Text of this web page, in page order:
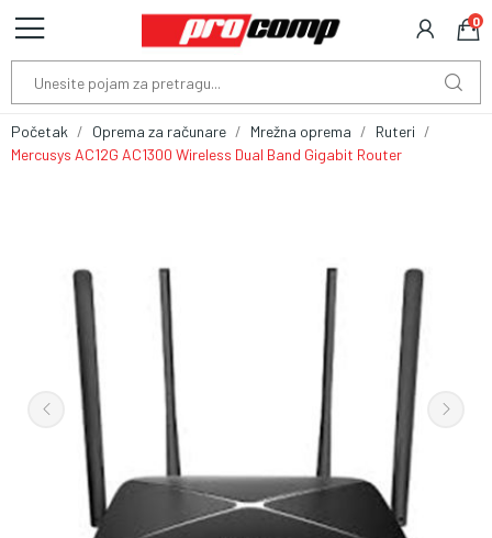
0
Početak Oprema za računare Mrežna oprema
Ruteri
Mercusys AC12G AC1300 Wireless Dual Band Gigabit Router